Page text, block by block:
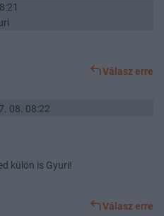
Válasz erre
08. 08:22
külön is Gyuri!
Válasz erre